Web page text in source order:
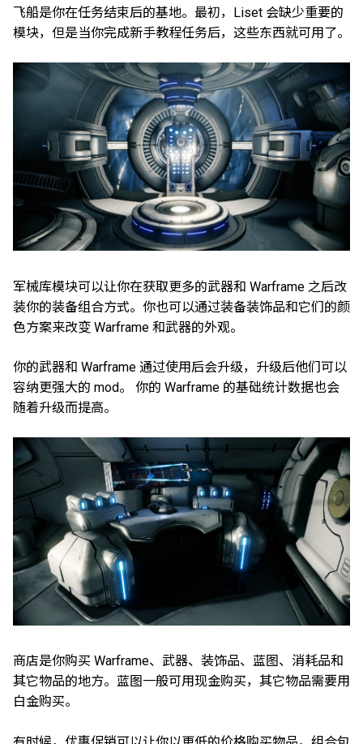
飞船是你在任务结束后的基地。最初，Liset 会缺少重要的
模块，但是当你完成新手教程任务后，这些东西就可用了。
军械库模块可以让你在获取更多的武器和 Warframe 之后改
装你的装备组合方式。你也可以通过装备装饰品和它们的颜
色方案来改变 Warframe 和武器的外观。
你的武器和 Warframe 通过使用后会升级，升级后他们可以
容纳更强大的 mod。 你的 Warframe 的基础统计数据也会
随着升级而提高。
商店是你购买 Warframe、武器、装饰品、蓝图、消耗品和
其它物品的地方。蓝图一般可用现金购买，其它物品需要用
白金购买。